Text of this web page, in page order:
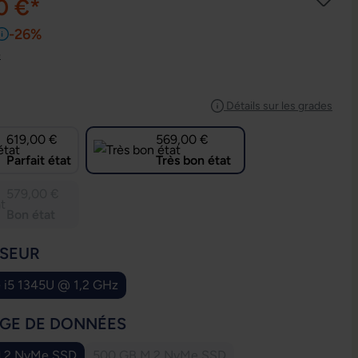
€*
-26%
Détails sur les grades
619,00 €
Parfait état
569,00 €
Très bon état
1345U @ 1,2 GHz
DE DONNÉES